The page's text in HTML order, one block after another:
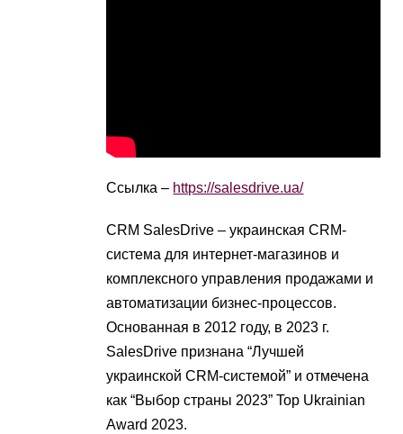
Ссылка – https://salesdrive.ua/
CRM SalesDrive – украинская CRM-
система для интернет-магазинов и
комплексного управления продажами и
автоматизации бизнес-процессов.
Основанная в 2012 году, в 2023 г.
SalesDrive признана “Лучшей
украинской CRM-системой” и отмечена
как “Выбор страны 2023” Top Ukrainian
Award 2023.